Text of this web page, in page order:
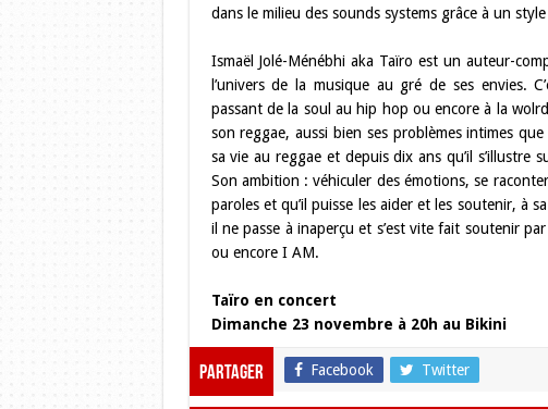
dans le milieu des sounds systems grâce à un
Ismaël Jolé-Ménébhi aka Taïro est un auteur-
l’univers de la musique au gré de ses envies.
passant de la soul au hip hop ou encore à la
son reggae, aussi bien ses problèmes intimes
sa vie au reggae et depuis dix ans qu’il s’illustre
Son ambition : véhiculer des émotions, se
paroles et qu’il puisse les aider et les soutenir, à
il ne passe à inaperçu et s’est vite fait soutenir
ou encore I AM.
Taïro en concert
Dimanche 23 novembre à 20h au Bikini
Partager Facebook Twitter